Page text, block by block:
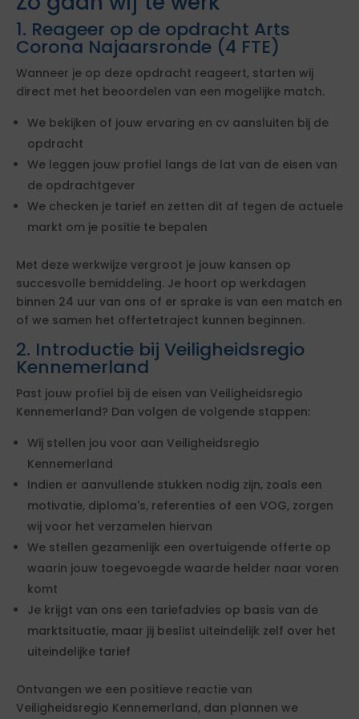
1. Reageer op de opdracht Arts
Corona Najaarsronde (4 FTE)
Wanneer je op deze opdracht reageert, starten wij
direct met het beoordelen van een mogelijke match.
We bekijken of jouw ervaring en cv aansluiten bij de
opdracht
We leggen jouw profiel langs de lat van de eisen van
de opdrachtgever
We checken je tarief en zetten dit af tegen de actuele
markt om je positie te bepalen
Met deze werkwijze vergroot je jouw kansen op
succesvolle bemiddeling. Je hoort op werkdagen
binnen 24 uur van ons of er sprake is van een match en
of we samen het offertetraject kunnen beginnen.
2. Introductie bij Veiligheidsregio
Kennemerland
Past jouw profiel bij de eisen van Veiligheidsregio
Kennemerland? Dan volgen de volgende stappen:
Wij stellen jou voor aan Veiligheidsregio
Kennemerland
Indien er aanvullende stukken nodig zijn, zoals een
motivatie, diploma's, referenties of een VOG, zorgen
wij voor het verzamelen hiervan
We stellen gezamenlijk een overtuigende offerte op
waarin jouw toegevoegde waarde helder naar voren
komt
Je krijgt van ons een tariefadvies op basis van de
marktsituatie, maar jij beslist uiteindelijk zelf over het
uiteindelijke tarief
Ontvangen we een positieve reactie van
Veiligheidsregio Kennemerland, dan plannen we